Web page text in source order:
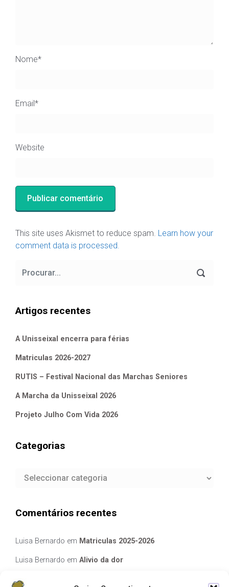
Nome*
Email*
Website
This site uses Akismet to reduce spam. Learn how your
comment data is processed.
Artigos recentes
A Unisseixal encerra para férias
Matriculas 2026-2027
RUTIS – Festival Nacional das Marchas Seniores
A Marcha da Unisseixal 2026
Projeto Julho Com Vida 2026
Categorias
Categorias
Comentários recentes
Luisa Bernardo em Matriculas 2025-2026
Luisa Bernardo em Alivio da dor
Manuela Silva